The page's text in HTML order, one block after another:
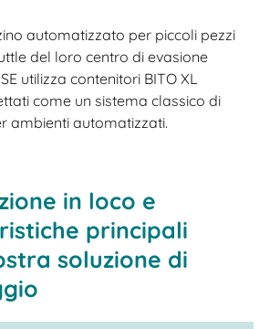
automatizzato per piccoli pezzi
del loro centro di evasione
utilizza contenitori BITO XL
come un sistema classico di
ambienti automatizzati.
in loco e
principali
soluzione di